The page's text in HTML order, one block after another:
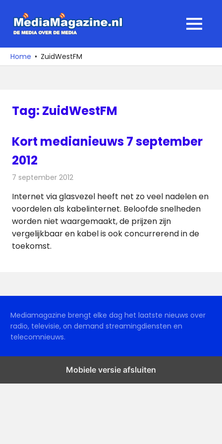
naar
media
over
MENU
Home ZuidWestFM
Tag: ZuidWestFM
Kort medianieuws 7 september
2012
7 september 2012
Internet via glasvezel heeft net zo veel nadelen en
voordelen als kabelinternet. Beloofde snelheden
worden niet waargemaakt, de prijzen zijn
vergelijkbaar en kabel is ook concurrerend in de
toekomst.
Mediamagazine brengt elke dag het laatste nieuws over
radio, televisie, on demand streamingdiensten en
telecomnieuws.
Mobiele versie afsluiten